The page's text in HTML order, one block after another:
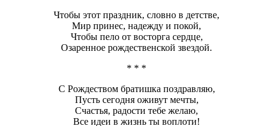
Чтобы этот праздник, словно в детстве,
Мир принес, надежду и покой,
Чтобы пело от восторга сердце,
Озаренное рождественской звездой.
* * *
С Рождеством братишка поздравляю,
Пусть сегодня оживут мечты,
Счастья, радости тебе желаю,
Все идеи в жизнь ты воплоти!